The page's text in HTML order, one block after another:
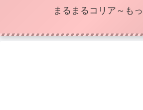
まるまるコリア～も